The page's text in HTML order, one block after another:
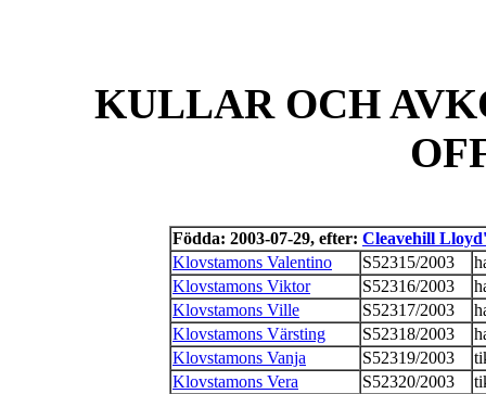
KULLAR OCH
Födda: 2003-07-29, efter: Cleavehill
Klovstamons Valentino
S52315/2003
Klovstamons Viktor
S52316/2003
Klovstamons Ville
S52317/2003
Klovstamons Värsting
S52318/2003
Klovstamons Vanja
S52319/2003
Klovstamons Vera
S52320/2003